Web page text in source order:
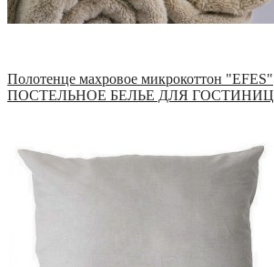
Полотенце махровое микрокоттон "EFES"
ПОСТЕЛЬНОЕ БЕЛЬЕ ДЛЯ ГОСТИНИЦ